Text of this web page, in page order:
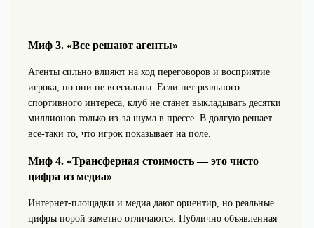
Миф 3. «Все решают агенты»
Агенты сильно влияют на ход переговоров и восприятие
игрока, но они не всесильны. Если нет реального
спортивного интереса, клуб не станет выкладывать десятки
миллионов только из-за шума в прессе. В долгую решает
все-таки то, что игрок показывает на поле.
Миф 4. «Трансферная стоимость — это чисто
цифра из медиа»
Интернет-площадки и медиа дают ориентир, но реальные
цифры порой заметно отличаются. Публично объявленная